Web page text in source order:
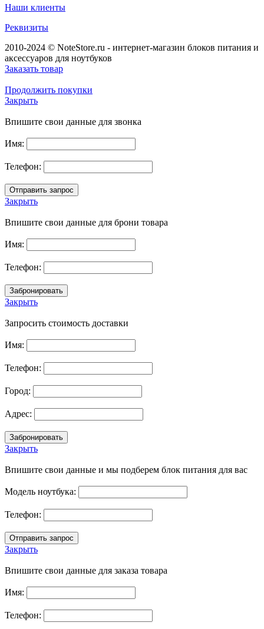
Наши клиенты
Реквизиты
2010-2024 © NoteStore.ru - интернет-магазин блоков питания и
аксессуаров для ноутбуков
Заказать товар
Продолжить покупки
Закрыть
Впишите свои данные для звонка
Имя:
Телефон:
Закрыть
Впишите свои данные для брони товара
Имя:
Телефон:
Закрыть
Запросить стоимость доставки
Имя:
Телефон:
Город:
Адрес:
Закрыть
Впишите свои данные и мы подберем блок питания для вас
Модель ноутбука:
Телефон:
Закрыть
Впишите свои данные для заказа товара
Имя:
Телефон: